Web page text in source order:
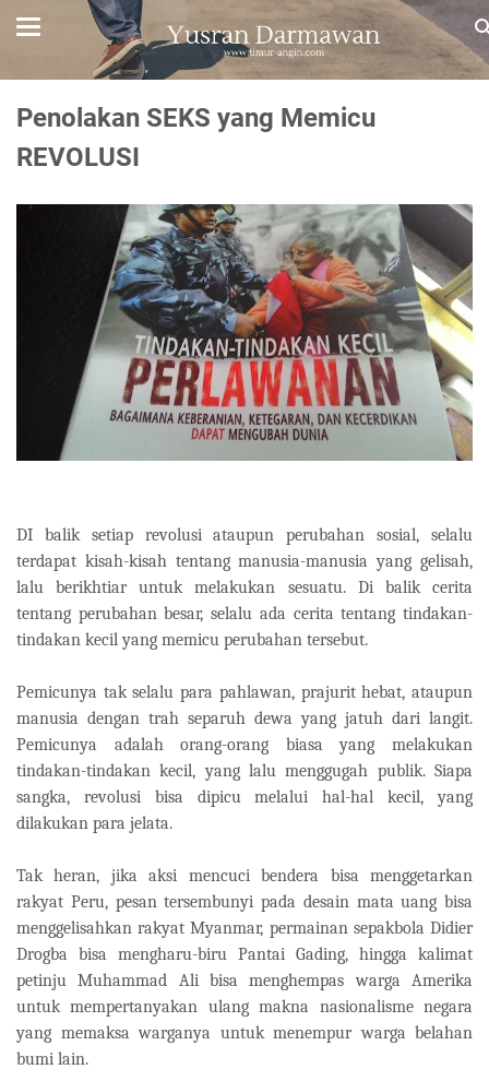
Penolakan SEKS yang Memicu
REVOLUSI
DI balik setiap revolusi ataupun perubahan sosial, selalu
terdapat kisah-kisah tentang manusia-manusia yang gelisah,
lalu berikhtiar untuk melakukan sesuatu. Di balik cerita
tentang perubahan besar, selalu ada cerita tentang tindakan-
tindakan kecil yang memicu perubahan tersebut.
Pemicunya tak selalu para pahlawan, prajurit hebat, ataupun
manusia dengan trah separuh dewa yang jatuh dari langit.
Pemicunya adalah orang-orang biasa yang melakukan
tindakan-tindakan kecil, yang lalu menggugah publik. Siapa
sangka, revolusi bisa dipicu melalui hal-hal kecil, yang
dilakukan para jelata.
Tak heran, jika aksi mencuci bendera bisa menggetarkan
rakyat Peru, pesan tersembunyi pada desain mata uang bisa
menggelisahkan rakyat Myanmar, permainan sepakbola Didier
Drogba bisa mengharu-biru Pantai Gading, hingga kalimat
petinju Muhammad Ali bisa menghempas warga Amerika
untuk mempertanyakan ulang makna nasionalisme negara
yang memaksa warganya untuk menempur warga belahan
bumi lain.